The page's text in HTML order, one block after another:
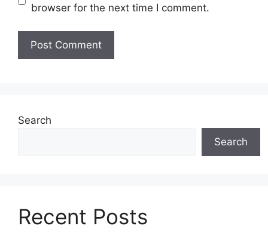
browser for the next time I comment.
Search
Search
Recent Posts